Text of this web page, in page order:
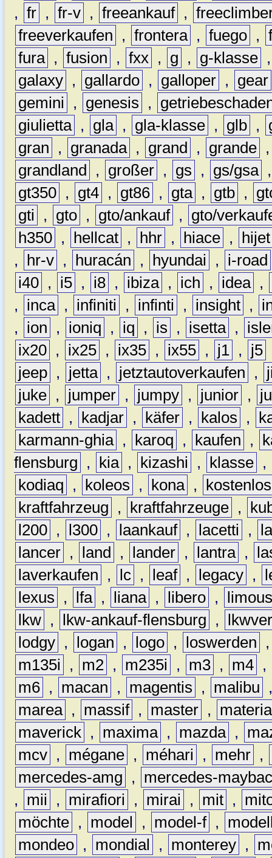
, fr , fr-v , freeankauf ,
freeverkaufen
, frontera , fuego ,
fura , fusion , fxx , g , g-klasse
galaxy , gallardo , galloper ,
gear
gemini
, genesis ,
giulietta , gla , gla-klasse , glb ,
gran
, granada , grand , grande
grandland
, großer , gs , gs/gsa
gt350 , gt4 , gt86 , gta , gtb ,
gti
, gto , gto/ankauf ,
gto/
h350 , hellcat , hhr , hiace ,
hijet
,
hr-v , huracán , hyundai ,
i-road
i40 , i5 , i8 , ibiza , ich , idea ,
,
inca , infiniti , infinti , insight ,
,
ion , ioniq , iq , is , isetta ,
ix20 , ix25 , ix35 , ix55 , j1 , j5
jeep , jetta , jetztautoverkaufen ,
juke , jumper , jumpy , junior ,
kadett , kadjar , käfer , kalos ,
karmann-ghia , karoq , kaufen ,
flensburg
, kia , kizashi , klasse ,
kodiaq
, koleos , kona ,
kostenlos
kraftfahrzeug
, kraftfahrzeuge ,
l200 , l300 , laankauf , lacetti ,
lancer , land , lander , lantra ,
laverkaufen
, lc , leaf , legacy ,
lexus
, lfa , liana , libero ,
lkw , lkw-ankauf-flensburg ,
lodgy , logan , logo , loswerden
m135i
, m2 , m235i , m3 , m4 ,
m6 , macan , magentis , malibu
marea , massif , master ,
materia
maverick , maxima , mazda ,
mcv , mégane , méhari , mehr ,
mercedes-amg
,
mercedes-
,
mii , mirafiori , mirai , mit ,
möchte , model , model-f ,
mondeo , mondial , monterey ,